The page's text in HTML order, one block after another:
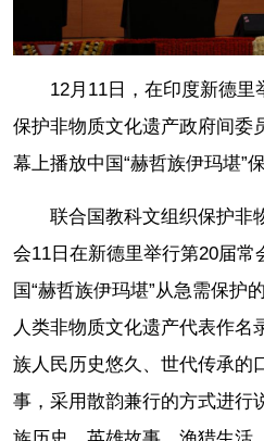
12月11日，在印度新德
保护非物质文化遗产政府间委
幕上播放中国“赫哲族伊玛堪”
联合国教科文组织保护非
会11日在新德里举行第20届常
国“赫哲族伊玛堪”从急需保护
人类非物质文化遗产代表作名
族人民历史悠久、世代传承的
事，采用散韵兼行的方式进行